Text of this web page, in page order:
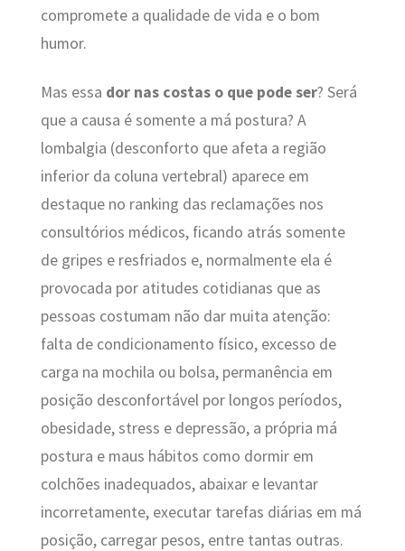
compromete a qualidade de vida e o bom
humor.
Mas essa dor nas costas o que pode ser? Será
que a causa é somente a má postura? A
lombalgia (desconforto que afeta a região
inferior da coluna vertebral) aparece em
destaque no ranking das reclamações nos
consultórios médicos, ficando atrás somente
de gripes e resfriados e, normalmente ela é
provocada por atitudes cotidianas que as
pessoas costumam não dar muita atenção:
falta de condicionamento físico, excesso de
carga na mochila ou bolsa, permanência em
posição desconfortável por longos períodos,
obesidade, stress e depressão, a própria má
postura e maus hábitos como dormir em
colchões inadequados, abaixar e levantar
incorretamente, executar tarefas diárias em má
posição, carregar pesos, entre tantas outras.